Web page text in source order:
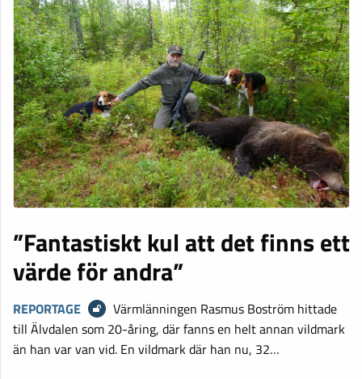
”Fantastiskt kul att det finns ett
värde för andra”
REPORTAGE
Värmlänningen Rasmus Boström hittade
till Älvdalen som 20-åring, där fanns en helt annan vildmark
än han var van vid. En vildmark där han nu, 32…